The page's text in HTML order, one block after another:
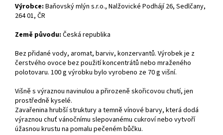
Výrobce: Baňovský mlýn s.r.o., Nalžovické Podhájí 26, Sedlčany,
264 01, ČR
Země původu: Česká republika
Bez přidané vody, aromat, barviv, konzervantů. Výrobek je z
čerstvého ovoce bez použití koncentrátů nebo mraženého
polotovaru. 100 g výrobku bylo vyrobeno ze 70 g višní.
Višně s výraznou navinulou a přirozeně skořicovou chutí, jen
prostředně kyselé.
Zavařenina hrubší struktury a temně vínové barvy, která dodá
výraznou chuť vánočnímu slepovanému cukroví nebo vytvoří
úžasnou krustu na pomalu pečeném bůčku.